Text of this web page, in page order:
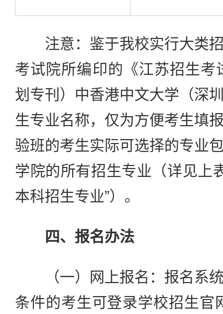
注意：鉴于我校实行大类招
考试院所编印的《江苏招生考
划专刊）中香港中文大学（深
生专业名称，仅为方便考生填
验班的考生实际可选择的专业
学院的所有招生专业（详见上
本科招生专业”）。
四、报名办法
（一）网上报名：报名系统
条件的考生可登录学校招生官